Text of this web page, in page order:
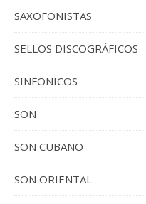
SAXOFONISTAS
SELLOS DISCOGRÁFICOS
SINFONICOS
SON
SON CUBANO
SON ORIENTAL